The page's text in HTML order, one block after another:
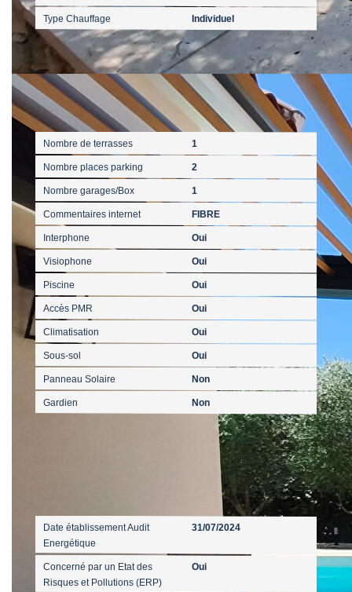
Type Chauffage Individuel
Autres
Nombre de terrasses 1
Nombre places parking 2
Nombre garages/Box 1
Commentaires internet FIBRE
Interphone Oui
Visiophone Oui
Piscine Oui
Accès PMR Oui
Climatisation Oui
Sous-sol Oui
Panneau Solaire Non
Gardien Non
Date établissement Audit
Energétique
31/07/2024
Concerné par un Etat des
Risques et Pollutions (ERP)
Oui